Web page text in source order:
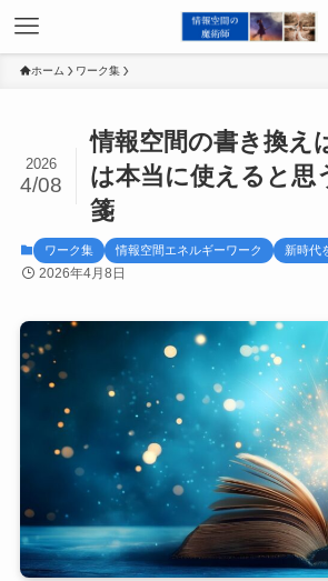
ホーム ワーク集
情報空間の書き換え
は本当に使えると思
箋
2026
4/08
ワーク集 情報空間エネルギーワーク 新時代
2026年4月8日